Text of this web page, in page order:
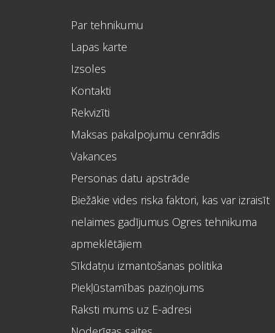
Par tehnikumu
Lapas karte
Izsoles
Kontakti
Rekvizīti
Maksas pakalpojumu cenrādis
Vakances
Personas datu apstrāde
Biežākie vides riska faktori, kas var izraisīt
nelaimes gadījumus Ogres tehnikuma
apmeklētājiem
Sīkdatņu izmantošanas politika
Piekļūstamības paziņojums
Raksti mums uz E-adresi